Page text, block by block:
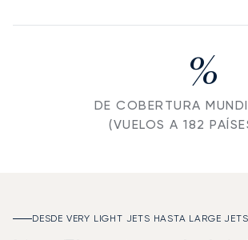
%
DE COBERTURA
(VUELOS A 182
DESDE VERY LIGHT JETS HASTA LARGE JETS